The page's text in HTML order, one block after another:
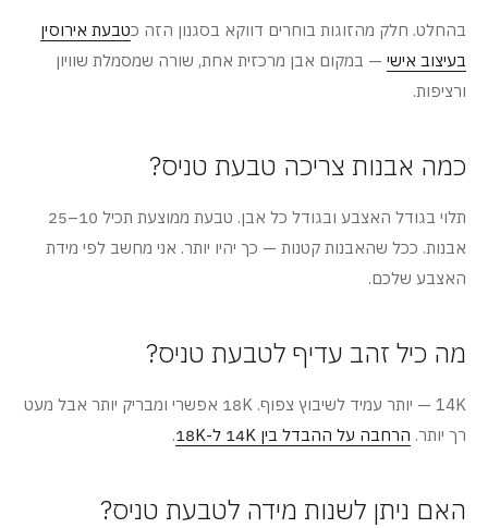
בהחלט. חלק מהזוגות בוחרים דווקא בסגנון הזה כטבעת אירוסין
בעיצוב אישי — במקום אבן מרכזית אחת, שורה שמסמלת שוויון
ורציפות.
כמה אבנות צריכה טבעת טניס?
תלוי בגודל האצבע ובגודל כל אבן. טבעת ממוצעת תכיל 10–25
אבנות. ככל שהאבנות קטנות — כך יהיו יותר. אני מחשב לפי מידת
האצבע שלכם.
מה כיל זהב עדיף לטבעת טניס?
14K — יותר עמיד לשיבוץ צפוף. 18K אפשרי ומבריק יותר אבל מעט
רך יותר. הרחבה על ההבדל בין 14K ל-18K .
האם ניתן לשנות מידה לטבעת טניס?